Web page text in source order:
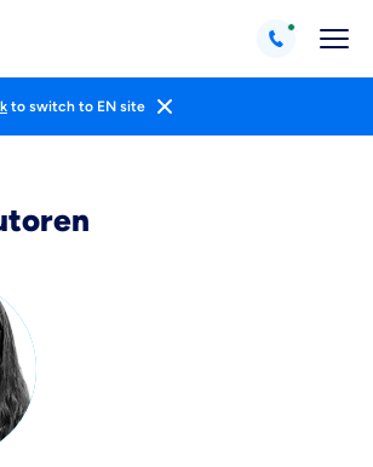
to switch to EN site
wichtig ist, dass
beraten fühlst.